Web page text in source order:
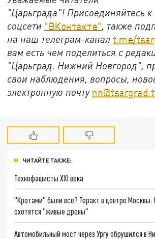
"Царьграда"! Присоединяйтесь
соцсети "ВКонтакте", также
на наш телеграм-канал t.me/
вам есть чем поделиться с
"Царьград. Нижний Новгород",
свои наблюдения, вопросы,
электронную почту
ЧИТАЙТЕ ТАКЖЕ:
Технофашисты XXI века
"Кротами" были все? Теракт в центре Москвы:
охотятся "живые дроны"
Автомобильный мост через Ургу обрушился в